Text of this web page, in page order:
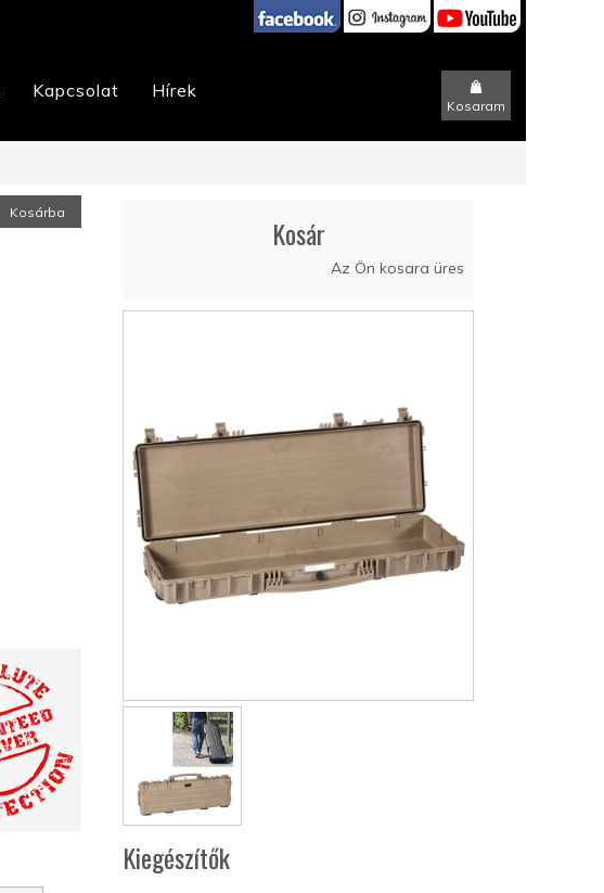
Kapcsolat Hírek
Kosaram
Kosárba
Kosár
Az Ön kosara üres
Kiegészítők